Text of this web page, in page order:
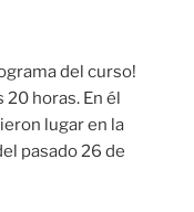
del curso!
20 horas. En él
lugar en la
pasado 26 de